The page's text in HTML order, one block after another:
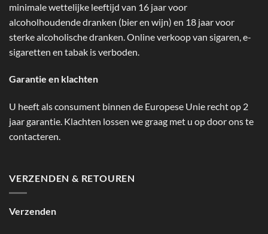
minimale wettelijke leeftijd van 16 jaar voor
alcoholhoudende dranken (bier en wijn) en 18 jaar voor
sterke alcoholische dranken. Online verkoop van sigaren, e-
sigaretten en tabak is verboden.
Garantie en klachten
U heeft als consument binnen de Europese Unie recht op 2
jaar garantie. Klachten lossen we graag met u op door ons te
contacteren.
VERZENDEN & RETOUREN
Verzenden